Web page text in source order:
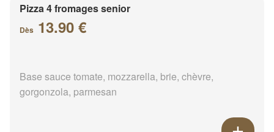
Pizza 4 fromages senior
Dès 13.90 €
Base sauce tomate, mozzarella, brie, chèvre,
gorgonzola, parmesan